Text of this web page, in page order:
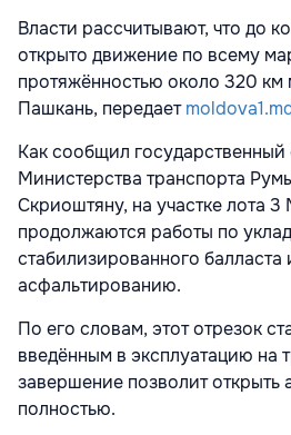
Власти рассчитывают, что до
открыто движение по всему
протяжённостью около 320
Пашкань, передает
Как сообщил государственный
Министерства транспорта
Скриоштяну, на участке лота
продолжаются работы по
стабилизированного балласта
асфальтированию.
По его словам, этот отрезок
введённым в эксплуатацию на
завершение позволит открыть
полностью.